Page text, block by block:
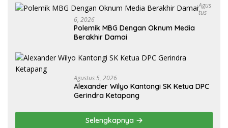
Agus
Tus
6, 2026
Polemik MBG Dengan Oknum Media
Berakhir Damai
Agustus 5, 2026
Alexander Wilyo Kantongi SK Ketua DPC
Gerindra Ketapang
Selengkapnya